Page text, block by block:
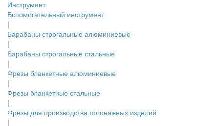
Инструмент
Вспомогательный инструмент
|
Барабаны строгальные алюминиевые
|
Барабаны строгальные стальные
|
Фрезы бланкетные алюминиевые
|
Фрезы бланкетные стальные
|
Фрезы для производства погонажных изделий
|